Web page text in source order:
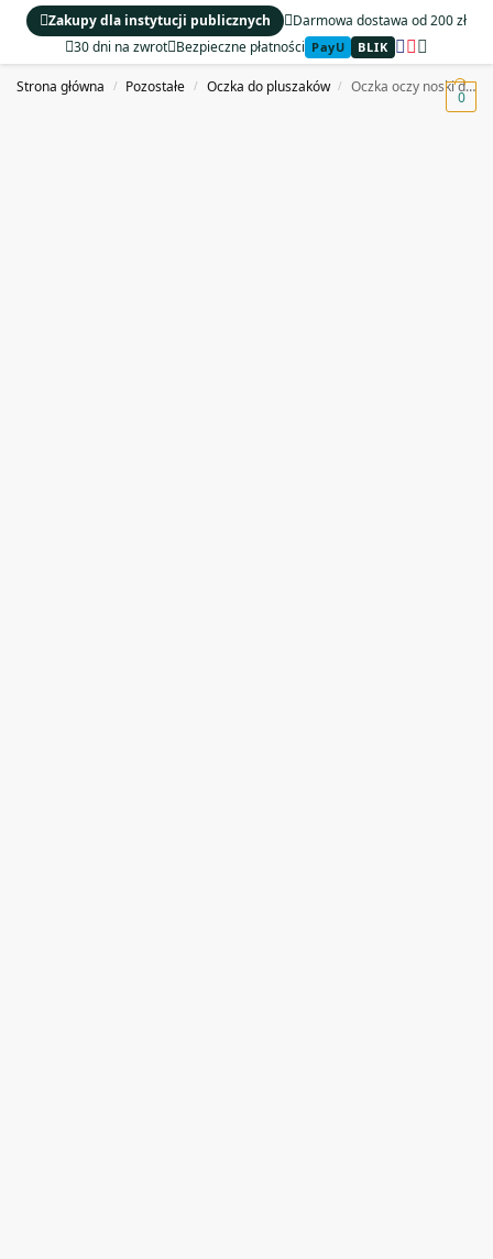
Darmowa dostawa od 200 zł
30 dni na zwrot Bezpieczne płatności PayU BLIK
Zakupy dla instytucji publicznych
MENU
0
Strona główna / Pozostałe / Oczka do pluszaków / Oczka oczy noski do pluszaków zaciskowe 6-12 mm 135 szt.